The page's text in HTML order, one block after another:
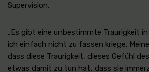
Supervision.
„Es gibt eine unbestimmte Traurigkeit
ich einfach nicht zu fassen kriege.
dass diese Traurigkeit, dieses Gefühl
etwas damit zu tun hat, dass sie